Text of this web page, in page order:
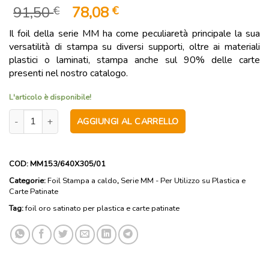
91,50€ Il
prezzo
originale
era:
91,50 €.
78,08 €Il
attuale
è:
78,08 €.
Il foil della serie MM ha come peculiaretà principale la sua
versatilità di stampa su diversi supporti, oltre ai materiali
plastici o laminati, stampa anche sul 90% delle carte
presenti nel nostro catalogo.
L'articolo è disponibile!
MM153 - Foil oro satinato per plastica e carte patinate - Anima 1
AGGIUNGI AL CARRELLO
COD:MM153/640X305/01
Categorie:Foil Stampa a caldo, Serie MM - Per Utilizzo su Plastica e
Carte Patinate
Tag:foil oro satinato per plastica e carte patinate